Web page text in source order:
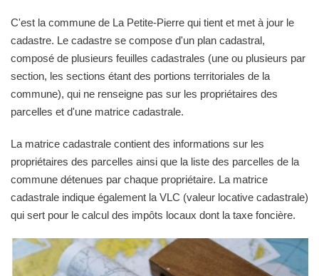
C'est la commune de La Petite-Pierre qui tient et met à jour le
cadastre. Le cadastre se compose d'un plan cadastral,
composé de plusieurs feuilles cadastrales (une ou plusieurs par
section, les sections étant des portions territoriales de la
commune), qui ne renseigne pas sur les propriétaires des
parcelles et d'une matrice cadastrale.
La matrice cadastrale contient des informations sur les
propriétaires des parcelles ainsi que la liste des parcelles de la
commune détenues par chaque propriétaire. La matrice
cadastrale indique également la VLC (valeur locative cadastrale)
qui sert pour le calcul des impôts locaux dont la taxe foncière.